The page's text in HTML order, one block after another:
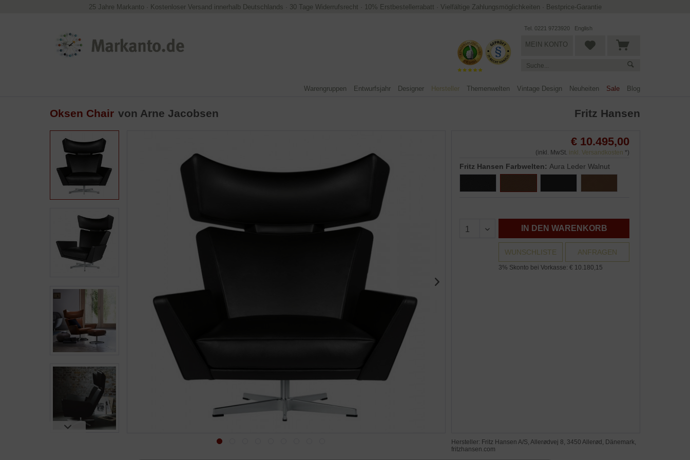
25 Jahre Markanto · Kostenloser Versand innerhalb Deutschlands · 30 Tage Widerrufsrecht · 10% Erstbestellerrabatt · Vielfältige Zahlungsmöglichkeiten · Bestprice-Garantie
Tel. 0221 9723920 English
MEIN KONTO
Warengruppen Entwurfsjahr Designer Hersteller Themenwelten Vintage Design Neuheiten Sale Blog
Oksen Chair von Arne Jacobsen Fritz Hansen
€ 10.495,00
(inkl. MwSt. inkl. Versandkosten *)
Fritz Hansen Farbwelten: Aura Leder Walnut
IN DEN WARENKORB
WUNSCHLISTE ANFRAGEN
3% Skonto bei Vorkasse: € 10.180,15
Hersteller: Fritz Hansen A/S, Allerødvej 8, 3450 Allerød, Dänemark,
fritzhansen.com